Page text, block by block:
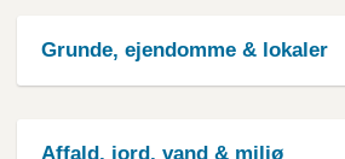
Grunde, ejendomme & lokaler
Affald, jord, vand & miljø